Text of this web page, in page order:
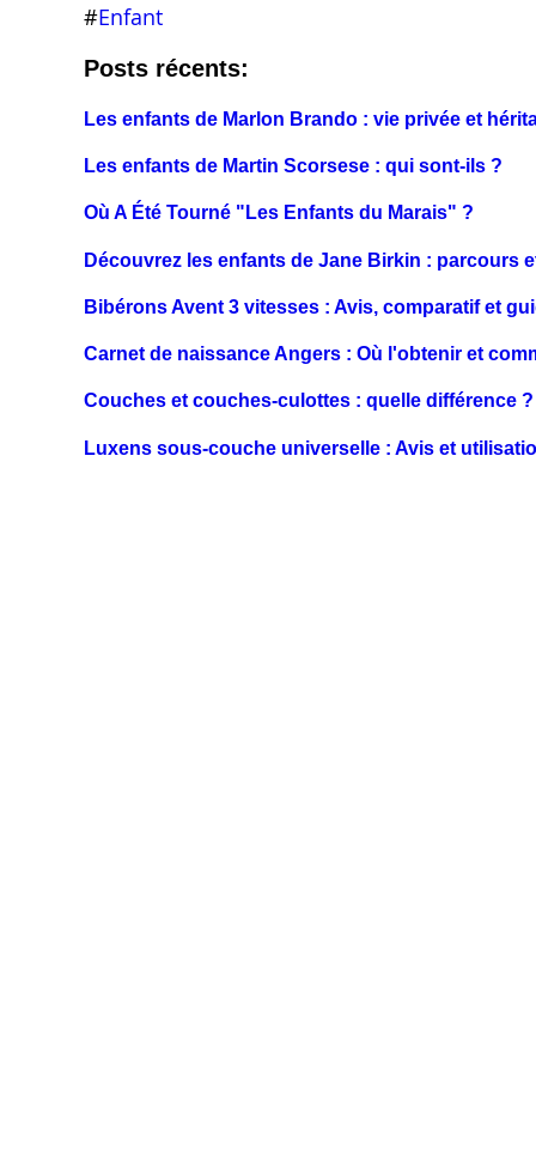
#Enfant
Posts récents:
Les enfants de Marlon Brando : vie privée et
Les enfants de Martin Scorsese : qui sont-ils ?
Où A Été Tourné "Les Enfants du Marais" ?
Découvrez les enfants de Jane Birkin : parcours
Bibérons Avent 3 vitesses : Avis, comparatif et
Carnet de naissance Angers : Où l'obtenir et
Couches et couches-culottes : quelle différence
Luxens sous-couche universelle : Avis et